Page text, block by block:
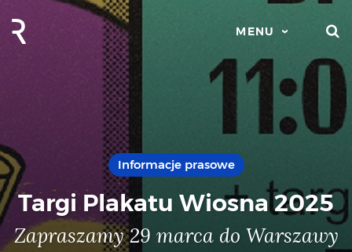
MENU
Informacje prasowe
Targi Plakatu Wiosna 2025
Zapraszamy 29 marca do Warszawy